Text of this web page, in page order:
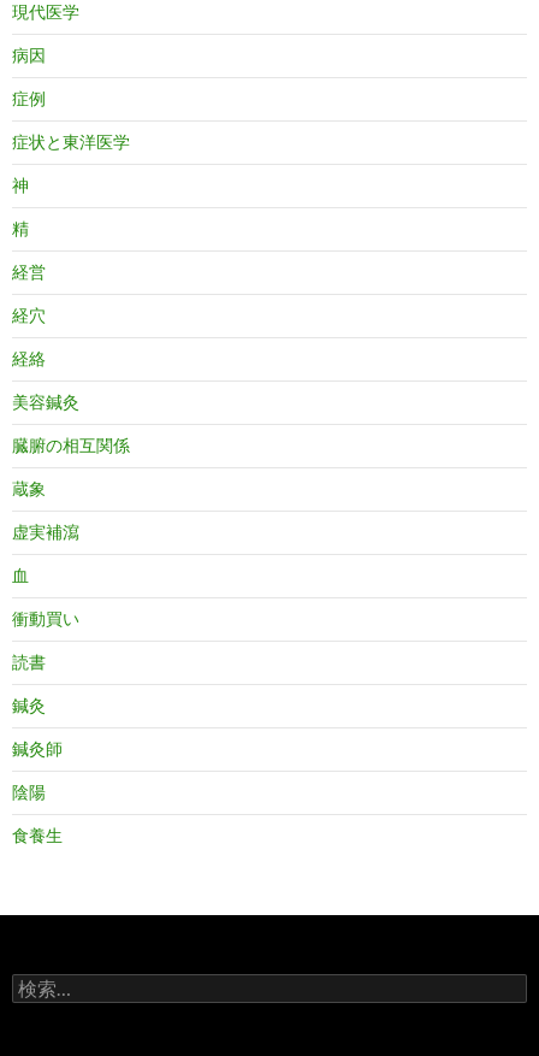
現代医学
病因
症例
症状と東洋医学
神
精
経営
経穴
経絡
美容鍼灸
臓腑の相互関係
蔵象
虚実補瀉
血
衝動買い
読書
鍼灸
鍼灸師
陰陽
食養生
検
索: